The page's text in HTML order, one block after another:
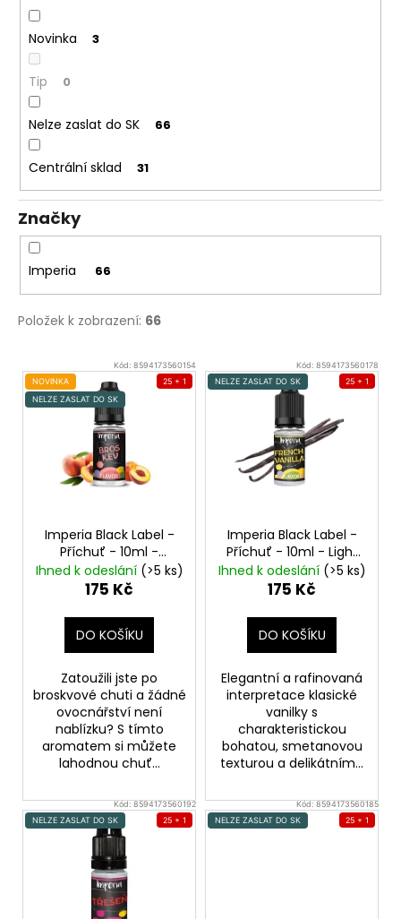
Novinka 3
Tip 0
Nelze zaslat do SK 66
Centrální sklad 31
Značky
Imperia 66
Položek k zobrazení: 66
V
ý
p
Kód: 8594173560154
NOVINKA
NELZE ZASLAT DO SK
25 + 1
Imperia Black Label -
Příchuť - 10ml -
BroskevPeach
Ihned k odeslání (>5 ks)
175 Kč
DO KOŠÍKU
Zatoužili jste po
broskvové chuti a žádné
ovocnářství není
nablízku? S tímto
aromatem si můžete
lahodnou chuť...
Kód: 8594173560178
NELZE ZASLAT DO SK
25 + 1
Imperia Black Label -
Příchuť - 10ml - Light
Gold
Ihned k odeslání (>5 ks)
175 Kč
DO KOŠÍKU
Elegantní a rafinovaná
interpretace klasické
vanilky s
charakteristickou
bohatou, smetanovou
texturou a delikátním...
Kód:8594173560192
NELZE ZASLAT DO SK
25 + 1
Kód:8594173560185
NELZE ZASLAT DO SK
25 + 1
u
m
DEKANG
DESERT
10ML
11MG
149
Kč
Původně:
Kč